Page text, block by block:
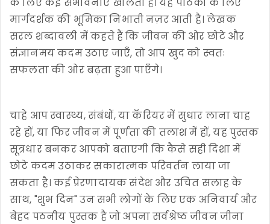
मार्गदर्शक की भूमिका निभाती नज़र आती है। लेखक
सरल शब्दावली में कहते हैं कि जीवन की ओर छोटे और
संज्ञानमय कदम उठाए जाएँ, तो आप खुद को स्वतः
सफलता की ओर बढ़ता हुआ पाएँगे।
चाहे आप स्वास्थ्य, संबंधों, या कॅरियर में सुधार लाना चाह
रहे हों, या फिर जीवन में पूर्णता की तलाश में हों, यह पुस्तक
सूत्रधार बनकर आपको बताएगी कि कैसे सही दिशा में
छोटे कदम उठाकर सकारात्मक परिवर्तन लाया जा
सकता है। कई प्रेरणादायक संदेश और उचित सलाह के
साथ, "शुभ दिन" उन सभी लोगों के लिए एक अनिवार्य और
बेहद पठनीय पुस्तक है जो अपना सर्वश्रेष्ठ जीवन जीना